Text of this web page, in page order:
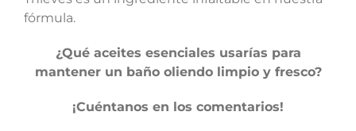
fórmula.
¿Qué aceites esenciales usarías para
mantener un baño oliendo limpio y fresco?
¡Cuéntanos en los comentarios!